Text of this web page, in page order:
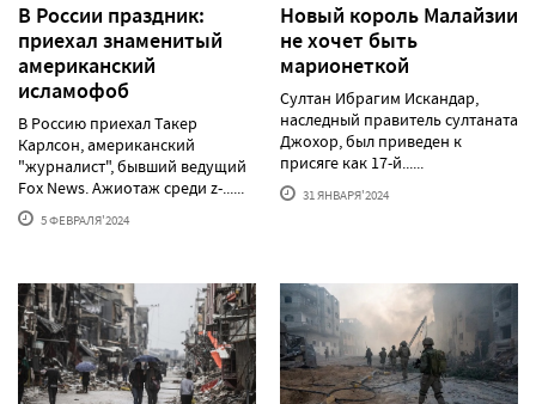
В России праздник:
приехал знаменитый
американский
исламофоб
В Россию приехал Такер
Карлсон, американский
"журналист", бывший ведущий
Fox News. Ажиотаж среди z-......
5 ФЕВРАЛЯ'2024
Новый король Малайзии
не хочет быть
марионеткой
Султан Ибрагим Искандар,
наследный правитель султаната
Джохор, был приведен к
присяге как 17-й......
31 ЯНВАРЯ'2024